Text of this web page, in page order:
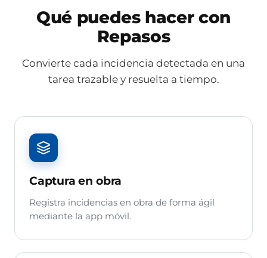
Qué puedes hacer con
Repasos
Convierte cada incidencia detectada en una
tarea trazable y resuelta a tiempo.
Captura en obra
Registra incidencias en obra de forma ágil
mediante la app móvil.